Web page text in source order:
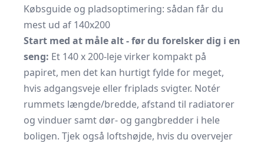
Købsguide og pladsoptimering: sådan får du
mest ud af 140x200
Start med at måle alt - før du forelsker dig i en
seng: Et 140 x 200-leje virker kompakt på
papiret, men det kan hurtigt fylde for meget,
hvis adgangsveje eller friplads svigter. Notér
rummets længde/bredde, afstand til radiatorer
og vinduer samt dør- og gangbredder i hele
boligen. Tjek også loftshøjde, hvis du overvejer